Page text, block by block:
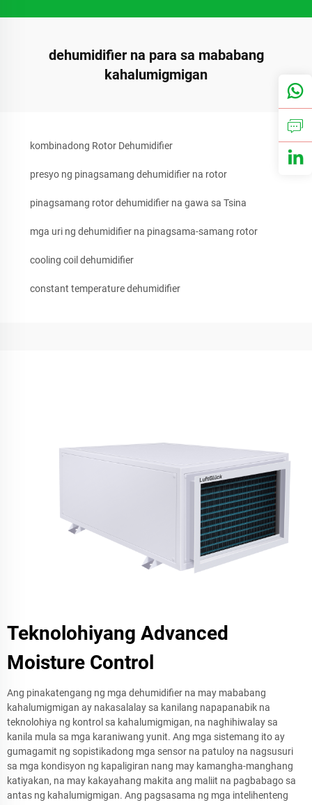
dehumidifier na para sa mababang
kahalumigmigan
kombinadong Rotor Dehumidifier
presyo ng pinagsamang dehumidifier na rotor
pinagsamang rotor dehumidifier na gawa sa Tsina
mga uri ng dehumidifier na pinagsama-samang rotor
cooling coil dehumidifier
constant temperature dehumidifier
Teknolohiyang Advanced
Moisture Control
Ang pinakatengang ng mga dehumidifier na may mababang
kahalumigmigan ay nakasalalay sa kanilang napapanabik na
teknolohiya ng kontrol sa kahalumigmigan, na naghihiwalay sa
kanila mula sa mga karaniwang yunit. Ang mga sistemang ito ay
gumagamit ng sopistikadong mga sensor na patuloy na nagsusuri
sa mga kondisyon ng kapaligiran nang may kamangha-manghang
katiyakan, na may kakayahang makita ang maliit na pagbabago sa
antas ng kahalumigmigan. Ang pagsasama ng mga intelihenteng